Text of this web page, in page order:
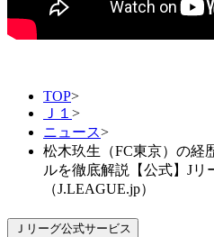
TOP>
Ｊ１ >
ニュース>
松木玖生（FC東京）の経
ルを徹底解説【公式】Jリ
（J.LEAGUE.jp）
Ｊリーグ公式サービス